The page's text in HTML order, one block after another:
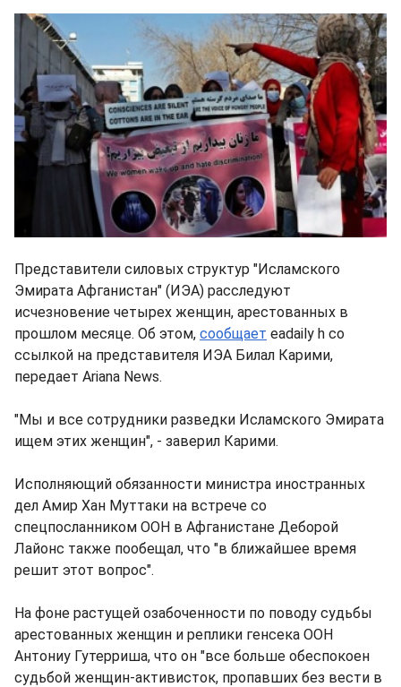
Представители силовых структур "Исламского
Эмирата Афганистан" (ИЭА) расследуют
исчезновение четырех женщин, арестованных в
прошлом месяце. Об этом, сообщает eadaily h со
ссылкой на представителя ИЭА Билал Карими,
передает Ariana News.
"Мы и все сотрудники разведки Исламского Эмирата
ищем этих женщин", - заверил Карими.
Исполняющий обязанности министра иностранных
дел Амир Хан Муттаки на встрече со
спецпосланником ООН в Афганистане Деборой
Лайонс также пообещал, что "в ближайшее время
решит этот вопрос".
На фоне растущей озабоченности по поводу судьбы
арестованных женщин и реплики генсека ООН
Антониу Гутерриша, что он "все больше обеспокоен
судьбой женщин-активисток, пропавших без вести в